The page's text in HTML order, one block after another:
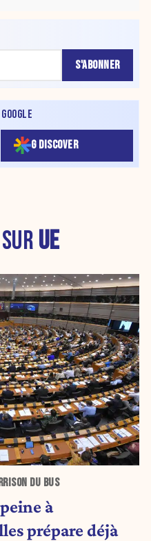
S'ABONNER
G DISCOVER
UE
DU BUS
à
prépare déjà